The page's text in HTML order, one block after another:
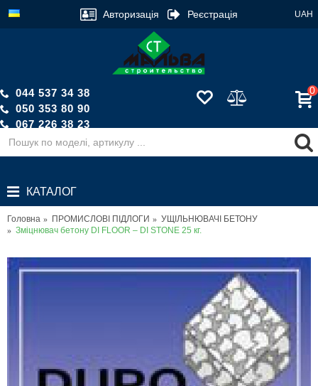
UAH
Авторизація Реєстрація
044 537 34 38
050 353 80 90
067 226 38 23
Зворотній дзвінок
0
КАТАЛОГ
Головна ПРОМИСЛОВІ ПІДЛОГИ
УЩІЛЬНЮВАЧІ БЕТОНУ
Зміцнювач бетону DI FLOOR – DI STONE 25 кг.